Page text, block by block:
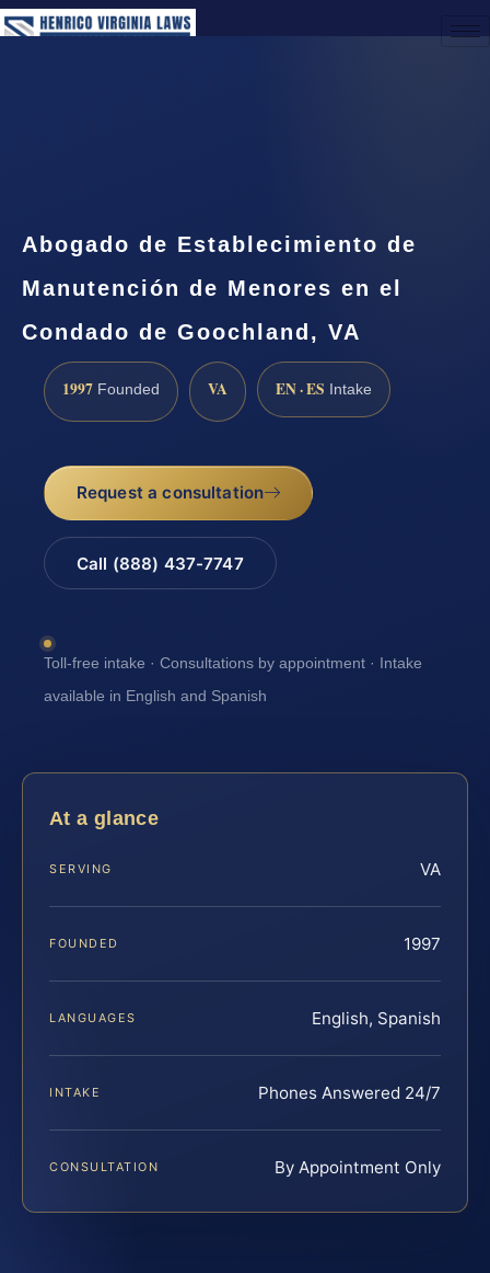
Abogado de Establecimiento de
Manutención de Menores en el
Condado de Goochland, VA
1997 Founded VA EN · ES Intake
Request a consultation
Call (888) 437-7747
Toll-free intake · Consultations by appointment · Intake
available in English and Spanish
At a glance
SERVING VA
FOUNDED 1997
LANGUAGES English, Spanish
INTAKE Phones Answered 24/7
CONSULTATION By Appointment Only